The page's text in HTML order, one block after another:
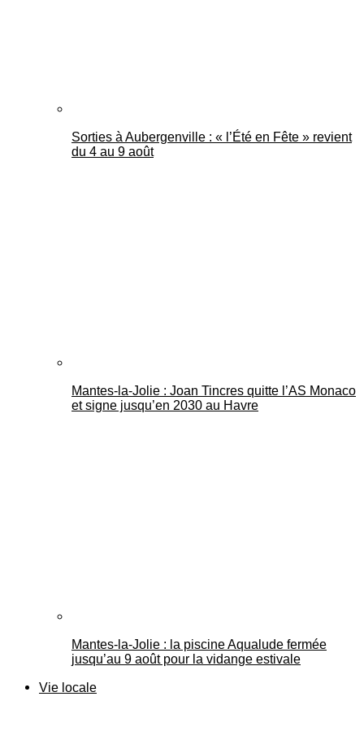
Sorties à Aubergenville : « l’Été en Fête » revient
du 4 au 9 août
Mantes-la-Jolie : Joan Tincres quitte l’AS Monaco
et signe jusqu’en 2030 au Havre
Mantes-la-Jolie : la piscine Aqualude fermée
jusqu’au 9 août pour la vidange estivale
Vie locale